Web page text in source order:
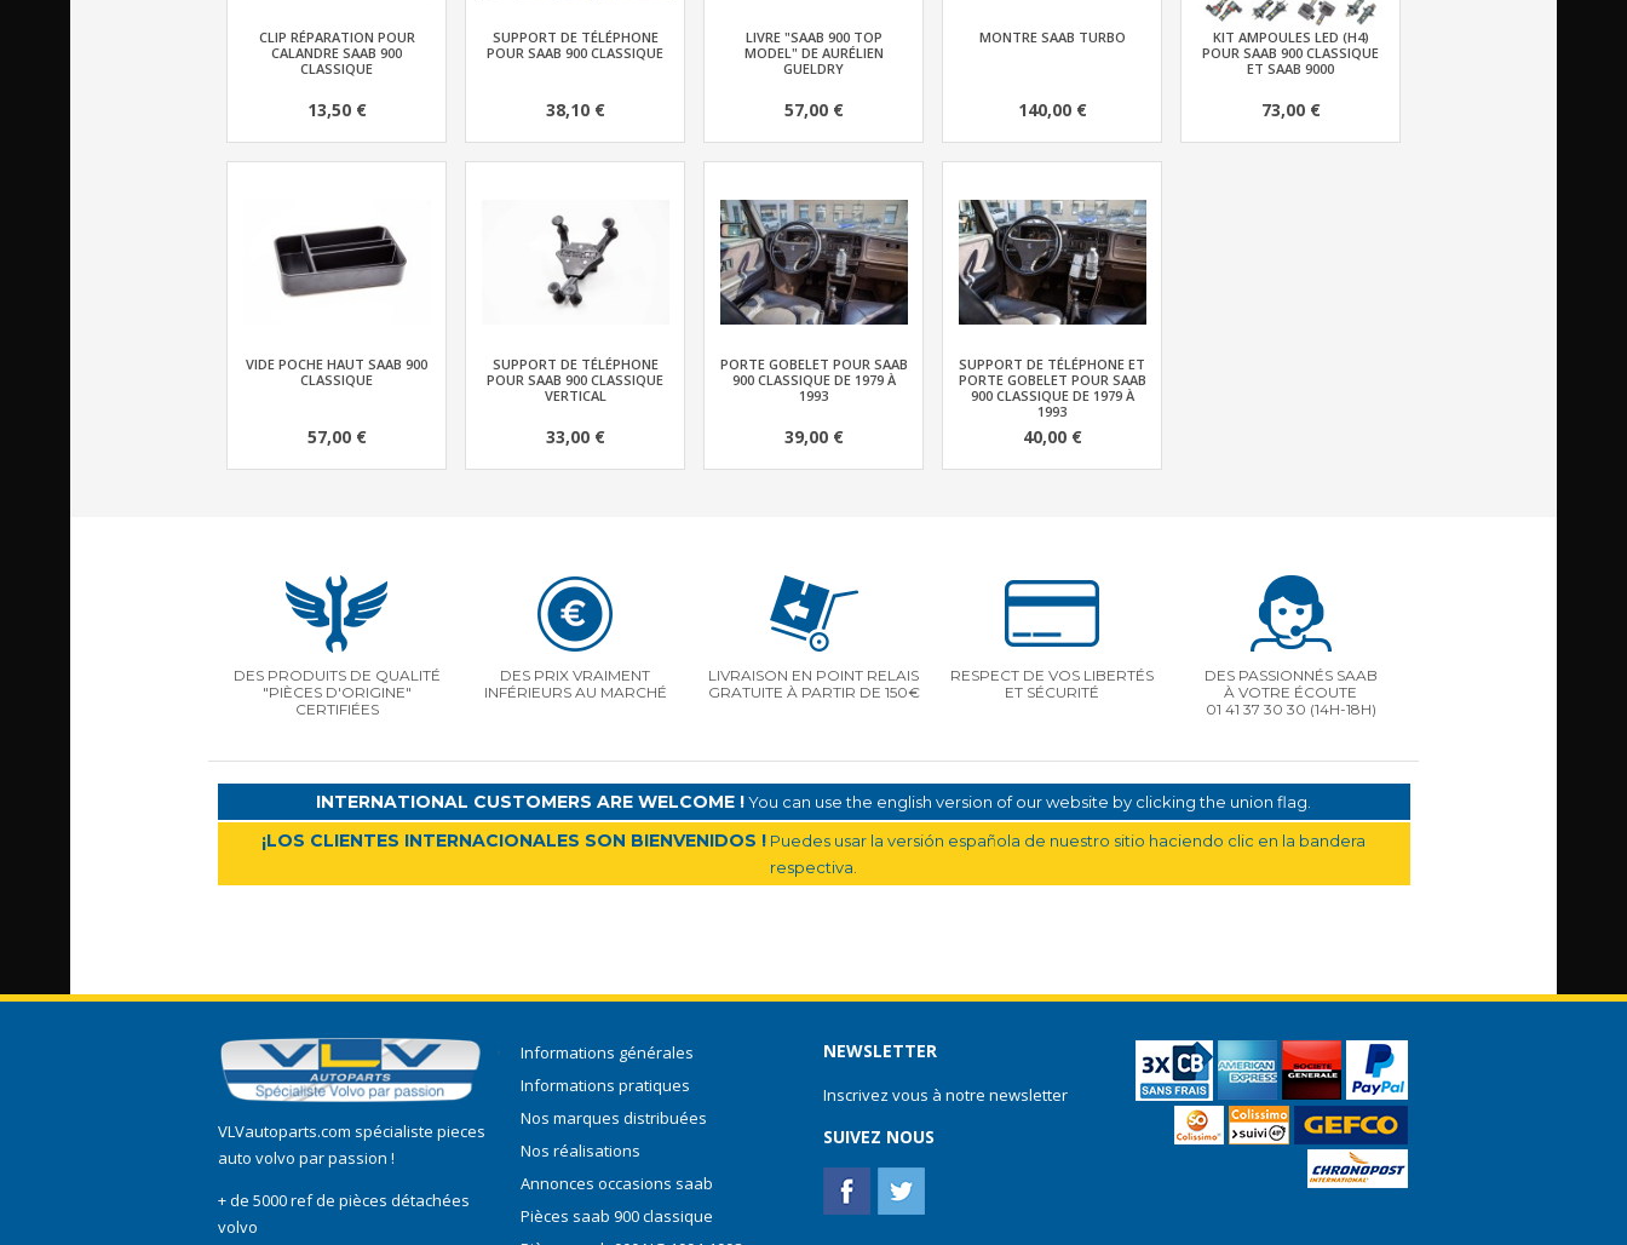
CLIP RÉPARATION POUR
CALANDRE SAAB 900
CLASSIQUE
13,50 €
SUPPORT DE TÉLÉPHONE
POUR SAAB 900 CLASSIQUE
38,10 €
LIVRE "SAAB 900 TOP
MODEL" DE AURÉLIEN
GUELDRY
57,00 €
MONTRE SAAB TURBO
140,00 €
KIT AMPOULES LED (H4)
POUR SAAB 900 CLASSIQUE
ET SAAB 9000
73,00 €
VIDE POCHE HAUT SAAB 900
CLASSIQUE
57,00 €
SUPPORT DE TÉLÉPHONE
POUR SAAB 900 CLASSIQUE
VERTICAL
33,00 €
PORTE GOBELET POUR SAAB
900 CLASSIQUE DE 1979 À
1993
39,00 €
SUPPORT DE TÉLÉPHONE ET
PORTE GOBELET POUR SAAB
900 CLASSIQUE DE 1979 À
1993
40,00 €
DES PRODUITS DE QUALITÉ
"PIÈCES D'ORIGINE"
CERTIFIÉES
DES PRIX VRAIMENT
INFÉRIEURS AU MARCHÉ
LIVRAISON EN POINT RELAIS
GRATUITE À PARTIR DE 150€
RESPECT DE VOS LIBERTÉS
ET SÉCURITÉ
DES PASSIONNÉS SAAB
À VOTRE ÉCOUTE
01 41 37 30 30 (14H-18H)
INTERNATIONAL CUSTOMERS ARE WELCOME !You can use the english version of our website by clicking the union flag.
¡LOS CLIENTES INTERNACIONALES SON BIENVENIDOS ! Puedes usar la versión española de nuestro sitio haciendo clic en la bandera
respectiva.
VLVautoparts.com spécialiste pieces
auto volvo par passion !
+ de 5000 ref de pièces détachées
volvo
Informations générales
Informations pratiques
Nos marques distribuées
Nos réalisations
Annonces occasions saab
Pièces saab 900 classique
NEWSLETTER
Inscrivez vous à notre newsletter
SUIVEZ NOUS